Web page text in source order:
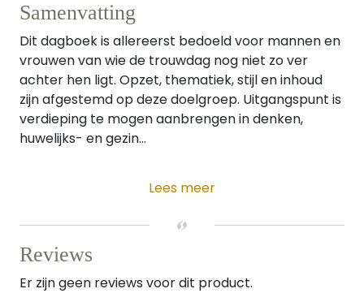
Samenvatting
Dit dagboek is allereerst bedoeld voor mannen en
vrouwen van wie de trouwdag nog niet zo ver
achter hen ligt. Opzet, thematiek, stijl en inhoud
zijn afgestemd op deze doelgroep. Uitgangspunt is
verdieping te mogen aanbrengen in denken,
huwelijks- en gezin...
Lees meer
Reviews
Er zijn geen reviews voor dit product.